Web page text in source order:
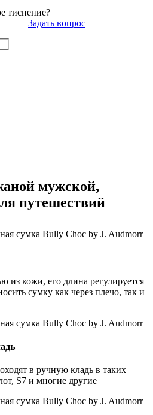
тиснение?
Задать вопрос
мужской,
путешествий
из кожи, его длина регулируется
сумку как через плечо, так и
в ручную кладь в таких
S7 и многие другие